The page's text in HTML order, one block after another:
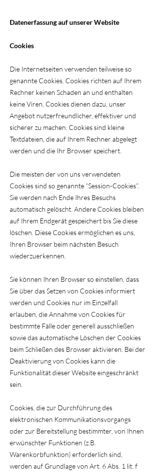
Datenerfassung auf unserer Website
Cookies
Die Internetseiten verwenden teilweise so
genannte Cookies. Cookies richten auf Ihrem
Rechner keinen Schaden an und enthalten
keine Viren. Cookies dienen dazu, unser
Angebot nutzerfreundlicher, effektiver und
sicherer zu machen. Cookies sind kleine
Textdateien, die auf Ihrem Rechner abgelegt
werden und die Ihr Browser speichert.
Die meisten der von uns verwendeten
Cookies sind so genannte “Session-Cookies”.
Sie werden nach Ende Ihres Besuchs
automatisch gelöscht. Andere Cookies bleiben
auf Ihrem Endgerät gespeichert bis Sie diese
löschen. Diese Cookies ermöglichen es uns,
Ihren Browser beim nächsten Besuch
wiederzuerkennen.
Sie können Ihren Browser so einstellen, dass
Sie über das Setzen von Cookies informiert
werden und Cookies nur im Einzelfall
erlauben, die Annahme von Cookies für
bestimmte Fälle oder generell ausschließen
sowie das automatische Löschen der Cookies
beim Schließen des Browser aktivieren. Bei der
Deaktivierung von Cookies kann die
Funktionalität dieser Website eingeschränkt
sein.
Cookies, die zur Durchführung des
elektronischen Kommunikationsvorgangs
oder zur Bereitstellung bestimmter, von Ihnen
erwünschter Funktionen (z.B.
Warenkorbfunktion) erforderlich sind,
werden auf Grundlage von Art. 6 Abs. 1 lit. f